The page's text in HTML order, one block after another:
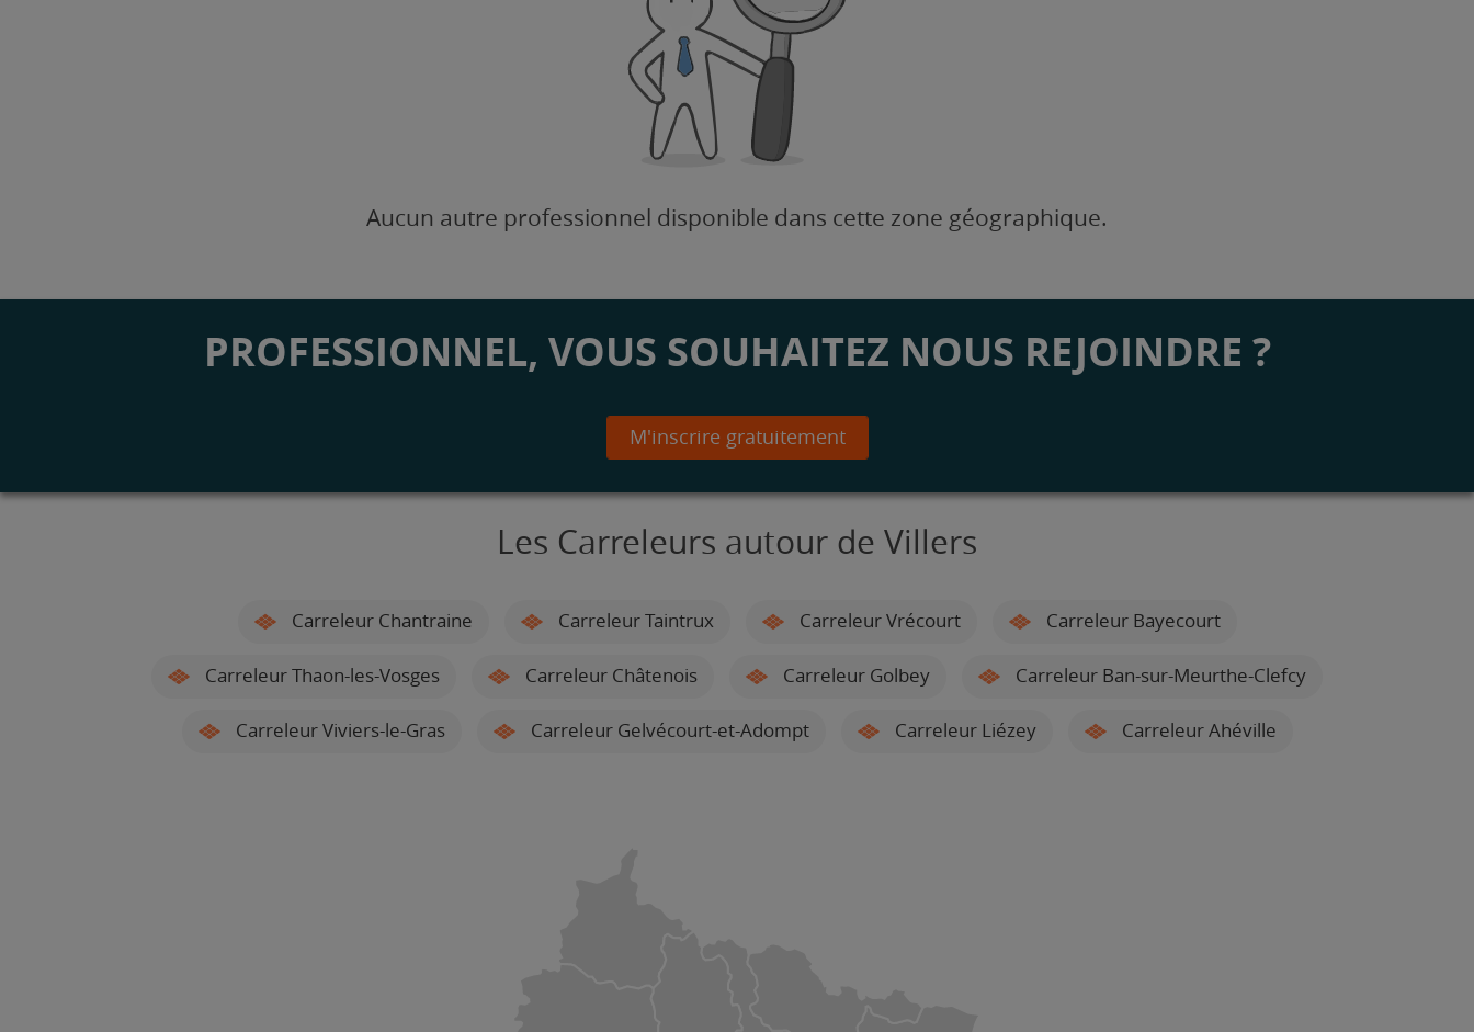
Aucun autre professionnel disponible dans cette zone géographique.
PROFESSIONNEL, VOUS SOUHAITEZ NOUS REJOINDRE ?
M'inscrire gratuitement
Les Carreleurs autour de Villers
Carreleur Chantraine Carreleur Taintrux Carreleur Vrécourt Carreleur Bayecourt
Carreleur Thaon-les-Vosges Carreleur Châtenois Carreleur Golbey Carreleur Ban-sur-Meurthe-Clefcy
Carreleur Viviers-le-Gras Carreleur Gelvécourt-et-Adompt Carreleur Liézey Carreleur Ahéville